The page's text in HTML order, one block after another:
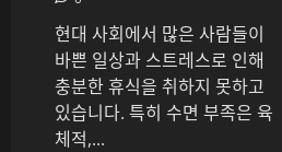
다
에
대
해
더
읽
어
자
격
증
의
역
할
에
현대 사회에서 많은 사람들이
바쁜 일상과 스트레스로 인해
충분한 휴식을 취하지 못하고
있습니다. 특히 수면 부족은 육
체적,...